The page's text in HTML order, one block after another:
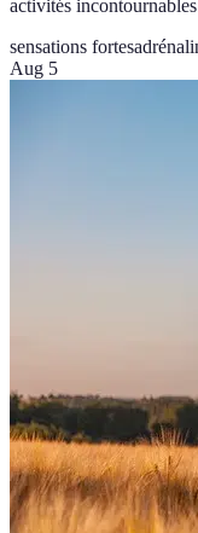
activités
sensations fortes
Aug 5